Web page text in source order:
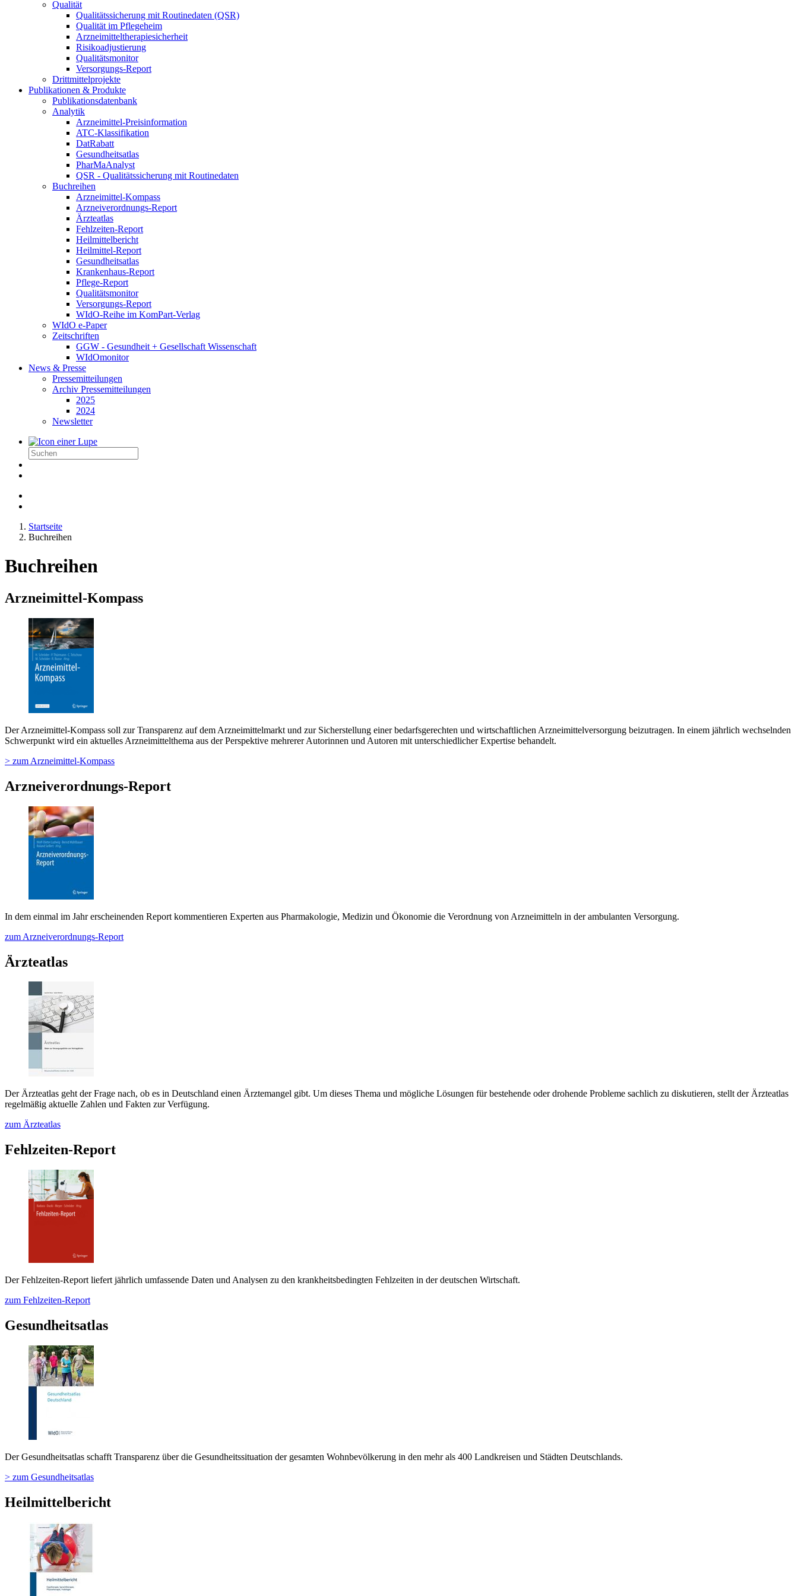
Qualität
Qualitätssicherung mit Routinedaten (QSR)
Qualität im Pflegeheim
Arzneimitteltherapiesicherheit
Risikoadjustierung
Qualitätsmonitor
Versorgungs-Report
Drittmittelprojekte
Publikationen & Produkte
Publikationsdatenbank
Analytik
Arzneimittel-Preisinformation
ATC-Klassifikation
DatRabatt
Gesundheitsatlas
PharMaAnalyst
QSR - Qualitätssicherung mit Routinedaten
Buchreihen
Arzneimittel-Kompass
Arzneiverordnungs-Report
Ärzteatlas
Fehlzeiten-Report
Heilmittelbericht
Heilmittel-Report
Gesundheitsatlas
Krankenhaus-Report
Pflege-Report
Qualitätsmonitor
Versorgungs-Report
WIdO-Reihe im KomPart-Verlag
WIdO e-Paper
Zeitschriften
GGW - Gesundheit + Gesellschaft Wissenschaft
WIdOmonitor
News & Presse
Pressemitteilungen
Archiv Pressemitteilungen
2025
2024
Newsletter
Startseite
Buchreihen
Buchreihen
Arzneimittel-Kompass
Der Arzneimittel-Kompass soll zur Transparenz auf dem Arzneimittelmarkt und zur Sicherstellung einer bedarfsgerechten und wirtschaftlichen Arzneimittelversorgung beizutragen. In einem jährlich wechselnden
Schwerpunkt wird ein aktuelles Arzneimittelthema aus der Perspektive mehrerer Autorinnen und Autoren mit unterschiedlicher Expertise behandelt.
> zum Arzneimittel-Kompass
Arzneiverordnungs-Report
In dem einmal im Jahr erscheinenden Report kommentieren Experten aus Pharmakologie, Medizin und Ökonomie die Verordnung von Arzneimitteln in der ambulanten Versorgung.
zum Arzneiverordnungs-Report
Ärzteatlas
Der Ärzteatlas geht der Frage nach, ob es in Deutschland einen Ärztemangel gibt. Um dieses Thema und mögliche Lösungen für bestehende oder drohende Probleme sachlich zu diskutieren, stellt der Ärzteatlas
regelmäßig aktuelle Zahlen und Fakten zur Verfügung.
zum Ärzteatlas
Fehlzeiten-Report
Der Fehlzeiten-Report liefert jährlich umfassende Daten und Analysen zu den krankheitsbedingten Fehlzeiten in der deutschen Wirtschaft.
zum Fehlzeiten-Report
Gesundheitsatlas
Der Gesundheitsatlas schafft Transparenz über die Gesundheitssituation der gesamten Wohnbevölkerung in den mehr als 400 Landkreisen und Städten Deutschlands.
> zum Gesundheitsatlas
Heilmittelbericht